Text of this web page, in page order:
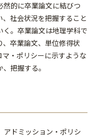
的に卒業論文に結びつ
社会状況を把握すること
く。卒業論文は地理学科で
卒業論文、単位修得状
・ポリシーに示すような
把握する。
アドミッション・ポリシ